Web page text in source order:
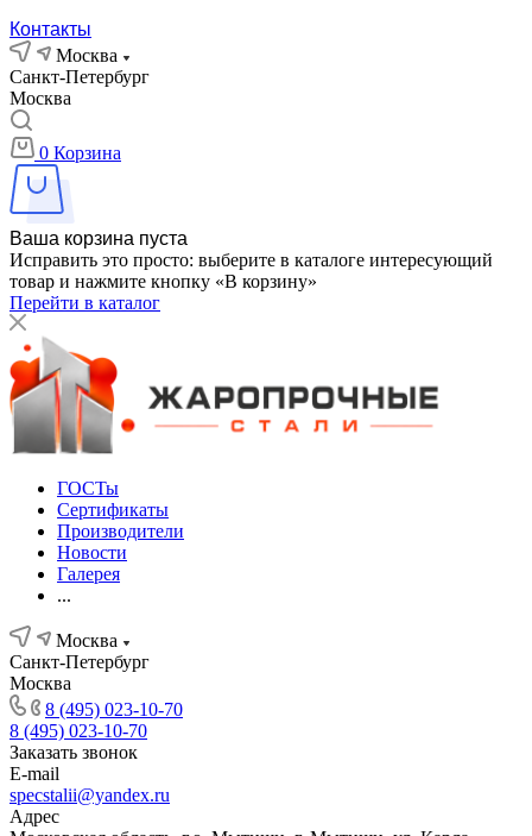
Контакты
Москва
Санкт-Петербург
Москва
0 Корзина
Ваша корзина пуста
Исправить это просто: выберите в каталоге интересующий
товар и нажмите кнопку «В корзину»
Перейти в каталог
ГОСТы
Сертификаты
Производители
Новости
Галерея
...
Москва
Санкт-Петербург
Москва
8 (495) 023-10-70
8 (495) 023-10-70
Заказать звонок
E-mail
specstalii@yandex.ru
Адрес